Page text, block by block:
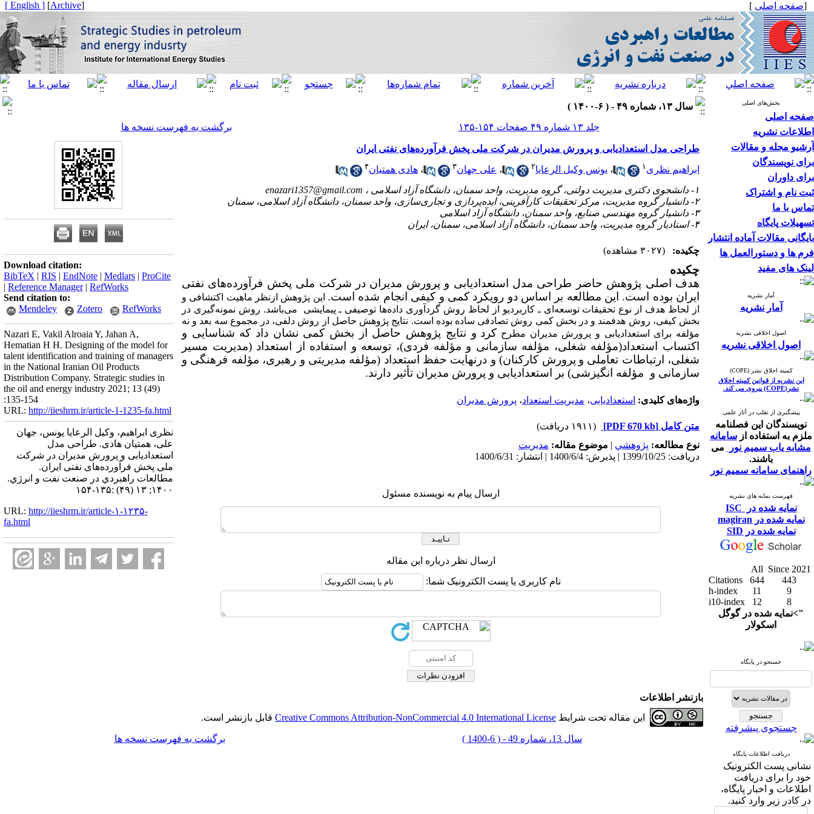
[صفحه اصلی ]
[
Archive
]
[ English ]
بخش‌های اصلی
صفحه اصلی
اطلاعات نشریه
آرشیو مجله و مقالات
برای نویسندگان
برای داوران
ثبت نام و اشتراک
تماس با ما
تسهیلات پایگاه
بایگانی مقالات آماده انتشار
فرم ها و دستورالعمل ها
لینک های مفید
آمار نشریه
آمار نشریه
اصول اخلاقی نشریه
اصول اخلاقی نشریه
کمیته اخلاق نشر (COPE)
این نشریه از قوانین کمیته اخلاق
نشر(COPE) پیروی می کند.
پیشگیری از تقلب در آثار علمی
نویسندگان این فصلنامه
ملزم به استفاده از سامانه
مشابه یاب سمیم نور
می
باشند.
راهنمای سامانه سمیم نور
فهرست نمایه های نشریه
نمایه شده در ISC
نمایه شده در magiran
نمایه شده در SID
All Since 2021
Citations
644
443
h-index
11
9
i10-index
12
8
">نمایه شده در گوگل
اسکولار
جستجو در پایگاه
جستجوی پیشرفته
دریافت اطلاعات پایگاه
نشانی پست الکترونیک
خود را برای دریافت
اطلاعات و اخبار پایگاه،
در کادر زیر وارد کنید.
سال ۱۳، شماره ۴۹ - ( ۶-۱۴۰۰ )
جلد ۱۳ شماره ۴۹ صفحات ۱۵۴-۱۳۵
برگشت به فهرست نسخه ها
طراحی مدل استعدادیابی و پرورش مدیران در شرکت ملی پخش فرآورده‌های نفتی ایران
ابراهیم نظری ۱ ، یونس وکیل الرعایا۲ ، علی جهان۳ ، هادی همتیان۴
۱- دانشجوی دکتری مدیریت دولتی، گروه مدیریت، واحد سمنان، دانشگاه آزاد اسلامی ،
enazari1357@gmail.com
۲- دانشیار گروه مدیریت، مرکز تحقیقات کارآفرینی، ایده‌پردازی و تجاری‌سازی، واحد سمنان، دانشگاه آزاد اسلامی، سمنان
۳- دانشیار گروه مهندسی صنایع، واحد سمنان، دانشگاه آزاد اسلامی
۴- استادیار گروه مدیریت، واحد سمنان، دانشگاه آزاد اسلامی، سمنان، ایران
چکیده: (۳۰۲۷ مشاهده)
چکیده
هدف اصلی پژوهش حاضر طراحی مدل استعدادیابی و پرورش مدیران در شرکت ملی پخش فرآورده‌های نفتی
ایران بوده است. این مطالعه بر اساس دو رویکرد کمی و کیفی انجام شده است. این پژوهش ازنظر ماهیت اکتشافی و
از لحاظ هدف از نوع تحقیقات توسعه‌ای ـ کاربردیو از لحاظ روش گردآوری داده‌ها توصیفی ـ پیمایشی می‌باشد. روش نمونه‌گیری در
بخش کیفی، روش هدفمند و در بخش کمی روش تصادفی ساده بوده است. نتایج پژوهش حاصل از روش دلفی، در مجموع سه بعد و نه
مؤلفه برای استعدادیابی و پرورش مدیران مطرح کرد و نتایج پژوهش حاصل از بخش کمی نشان داد که شناسایی و
اکتساب استعداد(مؤلفه شغلی، مؤلفه سازمانی و مؤلفه فردی)، توسعه و استفاده از استعداد (مدیریت مسیر
شغلی، ارتباطات تعاملی و پرورش کارکنان) و درنهایت حفظ استعداد (مؤلفه مدیریتی و رهبری، مؤلفه فرهنگی و
سازمانی و مؤلفه انگیزشی) بر استعدادیابی و پرورش مدیران تأثیر دارند.
واژه‌های کلیدی: استعدادیابی، مدیریت استعداد، پرورش مدیران
متن کامل [PDF 670 kb]
(۱۹۱۱ دریافت)
نوع مطالعه: پژوهشي | موضوع مقاله: مديريت
دریافت: 1399/10/25 | پذیرش: 1400/6/4 | انتشار: 1400/6/31
ارسال پیام به نویسنده مسئول
ارسال نظر درباره این مقاله
نام کاربری یا پست الکترونیک شما:
Download citation:
BibTeX | RIS | EndNote | Medlars | ProCite
| Reference Manager| RefWorks
Send citation to:
Mendeley
Zotero RefWorks
Nazari E, Vakil Alroaia Y, Jahan A,
Hematian H H. Designing of the model for
talent identification and training of managers
in the National Iranian Oil Products
Distribution Company. Strategic studies in
the oil and energy industry 2021; 13 (49)
:135-154
URL: http://iieshrm.ir/article-1-1235-fa.html
نظری ابراهیم، وکیل الرعایا یونس، جهان
علی، همتیان هادی. طراحی مدل
استعدادیابی و پرورش مدیران در شرکت
ملی پخش فرآورده‌های نفتی ایران.
مطالعات راهبردي در صنعت نفت و انرژي.
۱۴۰۰; ۱۳ (۴۹) :۱۳۵-۱۵۴
URL: http://iieshrm.ir/article-۱-۱۲۳۵-
fa.html
بازنشر اطلاعات
این مقاله تحت شرایط Creative Commons Attribution-NonCommercial 4.0 International License قابل بازنشر است.
سال 13، شماره 49 - ( 6-1400 ) برگشت به فهرست نسخه ها